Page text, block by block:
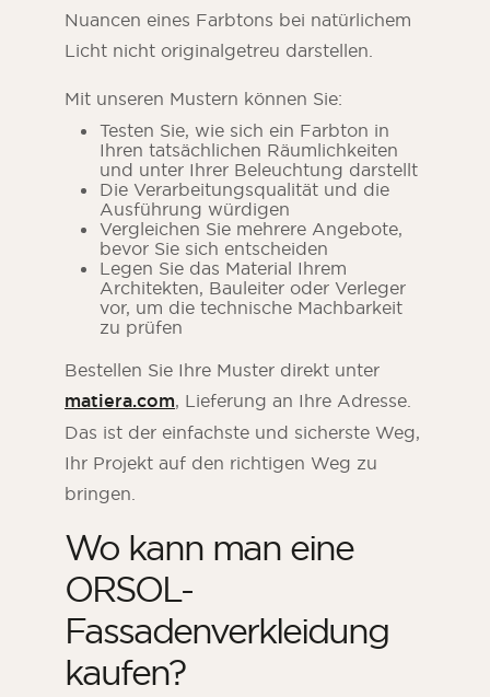
Nuancen eines Farbtons bei natürlichem
Licht nicht originalgetreu darstellen.
Mit unseren Mustern können Sie:
Testen Sie, wie sich ein Farbton in
Ihren tatsächlichen Räumlichkeiten
und unter Ihrer Beleuchtung darstellt
Die Verarbeitungsqualität und die
Ausführung würdigen
Vergleichen Sie mehrere Angebote,
bevor Sie sich entscheiden
Legen Sie das Material Ihrem
Architekten, Bauleiter oder Verleger
vor, um die technische Machbarkeit
zu prüfen
Bestellen Sie Ihre Muster direkt unter
matiera.com, Lieferung an Ihre Adresse.
Das ist der einfachste und sicherste Weg,
Ihr Projekt auf den richtigen Weg zu
bringen.
Wo kann man eine
ORSOL-
Fassadenverkleidung
kaufen?